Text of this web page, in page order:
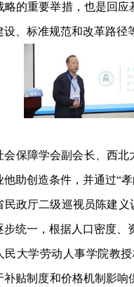
略的重要举措，也是回
设、标准规范和改革路径
会保障学会副会长、西
他助创造条件，并通过“
民政厅二级巡视员陈建
步统一，根据人口密度、
民大学劳动人事学院教
补贴制度和价格机制影响